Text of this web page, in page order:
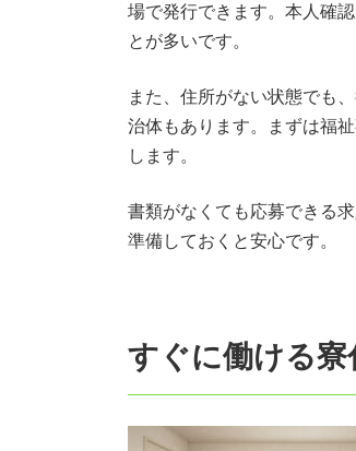
場で発行できます。本人確
とが多いです。
また、住所がない状態でも
治体もあります。まずは福
します。
書類がなくても応募できる
準備しておくと安心です。
すぐに働ける